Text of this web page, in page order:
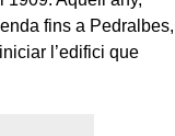
fins a Pedralbes,
l’edifici que